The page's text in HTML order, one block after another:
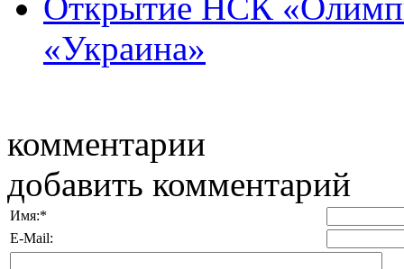
«Украина»
комментарии
добавить комментарий
Имя:*
E-Mail: